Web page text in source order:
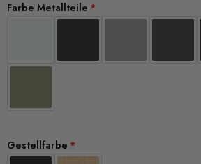
Farbe Metallteile
Gestellfarbe